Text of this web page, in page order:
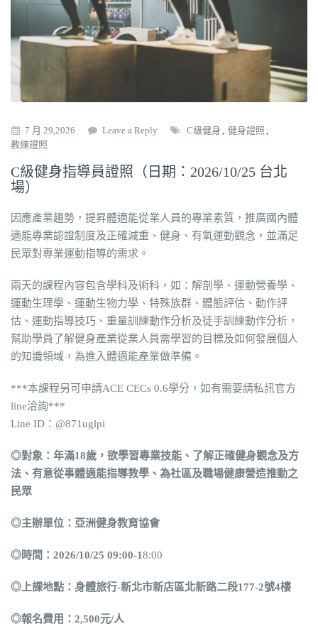
7 月 29,2026 Leave a Reply C級健身 , 健身證照 ,
教練證照
C級健身指導員證照（日期：2026/10/25 台北
場）
因應產業趨勢，提昇體適能從業人員的專業素質，推廣國內體
適能專業認證制度及正確減重、健身、有氧運動觀念，並滿足
民眾對專業運動指導的需求。
兩天的課程內容包含學科及術科，如：解剖學、運動營養學、
運動生理學、運動生物力學、特殊族群、體態評估、動作評
估、運動指導技巧、重量訓練動作分析及徒手訓練動作分析，
幫助學員了解健身產業從業人員需學習的目標及如何發展個人
的知識領域，為進入體適能產業做準備。
***本課程另可申請ACE CECs 0.6學分，如有需要請私訊官方
line洽詢***
Line ID：@871uglpi
◎對象：年滿18歲，欲學習專業技能、了解正確健身觀念及方
法、有意從事體適能指導教學、為社區及職場健康營造推動之
民眾
◎主辦單位：亞洲健身教育協會
◎時間：2026/10/25 09:00-18:00
◎上課地點：身體旅行-新北市新店區北新路二段177-2號4樓
◎報名費用：2,500元/人